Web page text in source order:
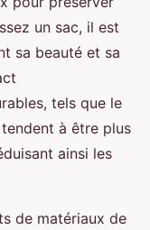
un sac, il est
sa beauté et sa
tels que le
à être plus
ainsi les
de matériaux de